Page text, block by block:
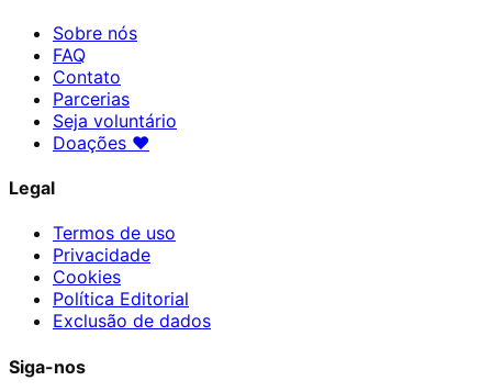
Sobre nós
FAQ
Contato
Parcerias
Seja voluntário
Doações ♥
Legal
Termos de uso
Privacidade
Cookies
Política Editorial
Exclusão de dados
Siga-nos